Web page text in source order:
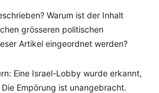
Warum ist der Inhalt
grösseren politischen
Artikel eingeordnet werden?
Eine Israel-Lobby wurde erkannt,
Empörung ist unangebracht.